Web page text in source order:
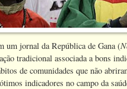
um jornal da República de Gana (
tradicional associada a bons
de comunidades que não
indicadores no campo da